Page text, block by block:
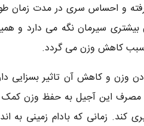
و احساس سری در مدت زمان
بیشتری سیرمان نگه می دارد
سبب کاهش وزن می گردد.
وزن و کاهش آن تاثیر بسزایی
مصرف این آجیل به حفظ وزن کمک
کند. زمانی که بادام زمینی